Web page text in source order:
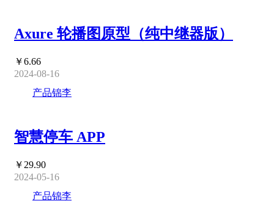
Axure 轮播图原型（纯中继器版）
￥6.66
2024-08-16
产品锦李
智慧停车 APP
￥29.90
2024-05-16
产品锦李